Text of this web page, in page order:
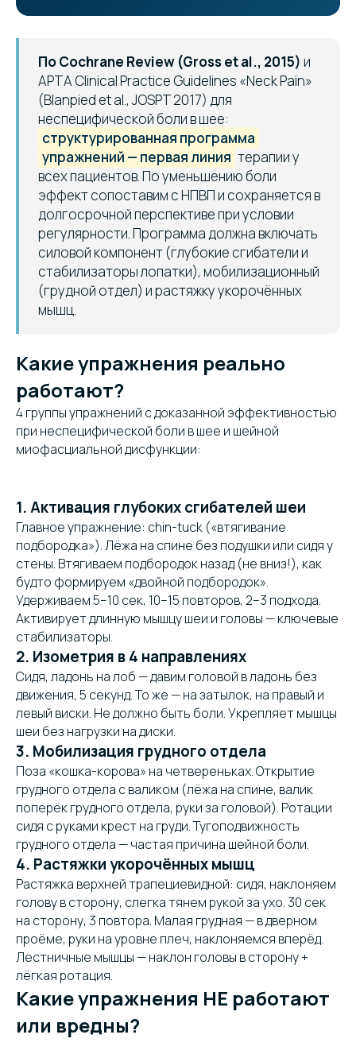
По Cochrane Review (Gross et al., 2015) и
APTA Clinical Practice Guidelines «Neck Pain»
(Blanpied et al., JOSPT 2017) для
неспецифической боли в шее:
структурированная программа
упражнений — первая линия терапии у
всех пациентов. По уменьшению боли
эффект сопоставим с НПВП и сохраняется в
долгосрочной перспективе при условии
регулярности. Программа должна включать
силовой компонент (глубокие сгибатели и
стабилизаторы лопатки), мобилизационный
(грудной отдел) и растяжку укорочённых
мышц.
Какие упражнения реально
работают?
4 группы упражнений с доказанной эффективностью
при неспецифической боли в шее и шейной
миофасциальной дисфункции:
1. Активация глубоких сгибателей шеи
Главное упражнение: chin-tuck («втягивание
подбородка»). Лёжа на спине без подушки или сидя у
стены. Втягиваем подбородок назад (не вниз!), как
будто формируем «двойной подбородок».
Удерживаем 5–10 сек, 10–15 повторов, 2–3 подхода.
Активирует длинную мышцу шеи и головы — ключевые
стабилизаторы.
2. Изометрия в 4 направлениях
Сидя, ладонь на лоб — давим головой в ладонь без
движения, 5 секунд. То же — на затылок, на правый и
левый виски. Не должно быть боли. Укрепляет мышцы
шеи без нагрузки на диски.
3. Мобилизация грудного отдела
Поза «кошка-корова» на четвереньках. Открытие
грудного отдела с валиком (лёжа на спине, валик
поперёк грудного отдела, руки за головой). Ротации
сидя с руками крест на груди. Тугоподвижность
грудного отдела — частая причина шейной боли.
4. Растяжки укорочённых мышц
Растяжка верхней трапециевидной: сидя, наклоняем
голову в сторону, слегка тянем рукой за ухо. 30 сек
на сторону, 3 повтора. Малая грудная — в дверном
проёме, руки на уровне плеч, наклоняемся вперёд.
Лестничные мышцы — наклон головы в сторону +
лёгкая ротация.
Какие упражнения НЕ работают
или вредны?